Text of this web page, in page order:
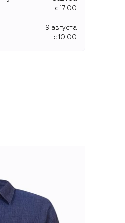
c 17:00
9 августа
c 10:00